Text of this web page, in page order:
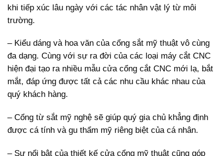
khi tiếp xúc lâu ngày với các tác nhân vật lý từ môi
trường.
– Kiểu dáng và hoa văn của cổng sắt mỹ thuật vô cùng
đa dạng. Cùng với sự ra đời của các loại máy cắt CNC
hiện đại tạo ra nhiều mẫu cửa cổng cắt CNC mới lạ, bắt
mắt, đáp ứng được tất cả các nhu cầu khác nhau của
quý khách hàng.
– Cổng từ sắt mỹ nghệ sẽ giúp quý gia chủ khẳng định
được cá tính và gu thẩm mỹ riêng biệt của cá nhân.
– Sự nổi bật của thiết kế cửa cổng mỹ thuật cũng góp